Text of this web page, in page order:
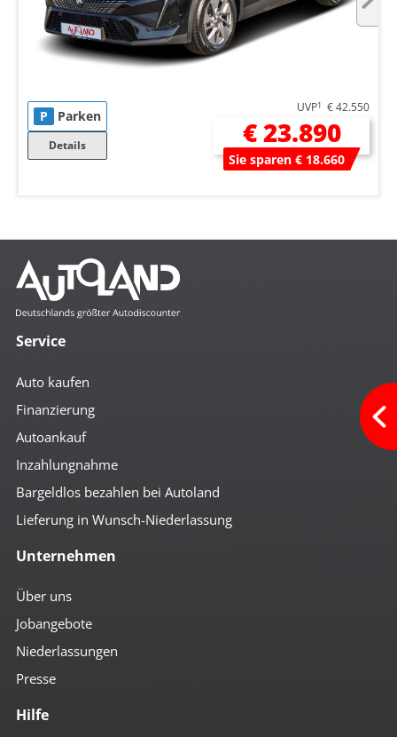
P Parken
Details
UVP1 € 42.550
€ 23.890
Sie sparen € 18.660
Service
Auto kaufen
Finanzierung
Autoankauf
Inzahlungnahme
Bargeldlos bezahlen bei Autoland
Lieferung in Wunsch-Niederlassung
Unternehmen
Über uns
Jobangebote
Niederlassungen
Presse
Hilfe